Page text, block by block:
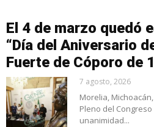
El 4 de marzo quedó
“Día del Aniversario
Fuerte de Cóporo de
7 agosto, 2026
Morelia,
Pleno del
unanimidad...